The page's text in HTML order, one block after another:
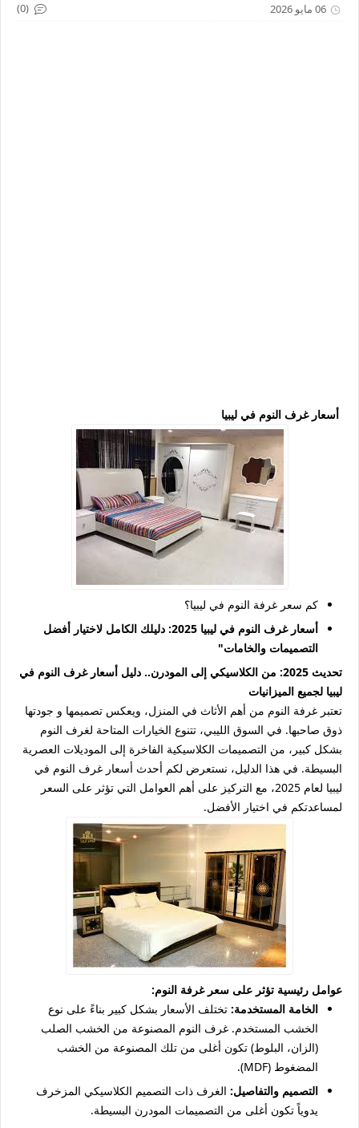
06 مايو 2026 (0)
أسعار غرف النوم في ليبيا
كم سعر غرفة النوم في ليبيا؟
أسعار غرف النوم في ليبيا 2025: دليلك الكامل لاختيار أفضل
التصميمات والخامات"
تحديث 2025: من الكلاسيكي إلى المودرن.. دليل أسعار غرف النوم في
ليبيا لجميع الميزانيات
تعتبر غرفة النوم من أهم الأثاث في المنزل، ويعكس تصميمها و جودتها
ذوق صاحبها. في السوق الليبي، تتنوع الخيارات المتاحة لغرف النوم
بشكل كبير، من التصميمات الكلاسيكية الفاخرة إلى الموديلات العصرية
البسيطة. في هذا الدليل، نستعرض لكم أحدث أسعار غرف النوم في
ليبيا لعام 2025، مع التركيز على أهم العوامل التي تؤثر على السعر
لمساعدتكم في اختيار الأفضل.
عوامل رئيسية تؤثر على سعر غرفة النوم:
الخامة المستخدمة: تختلف الأسعار بشكل كبير بناءً على نوع
الخشب المستخدم. غرف النوم المصنوعة من الخشب الصلب
(الزان، البلوط) تكون أغلى من تلك المصنوعة من الخشب
المضغوط (MDF).
التصميم والتفاصيل: الغرف ذات التصميم الكلاسيكي المزخرف
يدوياً تكون أغلى من التصميمات المودرن البسيطة.